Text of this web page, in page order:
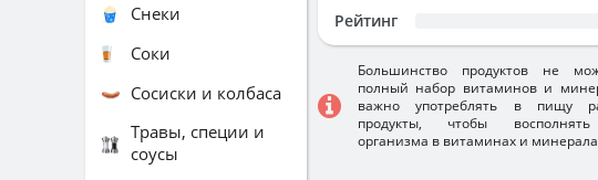
Рейтинг
Большинство продуктов не
полный набор витаминов и
важно употреблять в пищу
продукты, чтобы восполнять
организма в витаминах и
Снеки
Соки
Сосиски и колбаса
Травы, специи и
соусы